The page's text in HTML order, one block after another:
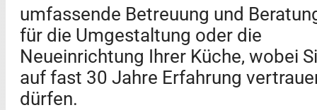
umfassende Betreuung und
für die Umgestaltung oder die
Neueinrichtung Ihrer Küche, wobei
auf fast 30 Jahre Erfahrung
dürfen.